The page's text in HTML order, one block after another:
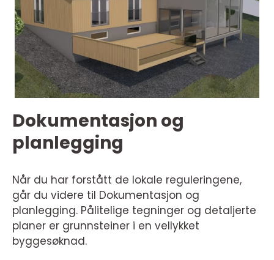
Dokumentasjon og
planlegging
Når du har forstått de lokale reguleringene,
går du videre til Dokumentasjon og
planlegging. Pålitelige tegninger og detaljerte
planer er grunnsteiner i en vellykket
byggesøknad.